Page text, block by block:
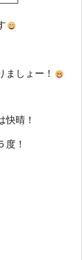
ましょー！
快晴！
度！